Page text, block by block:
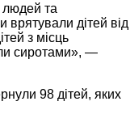
людей та
дітей від
з місць
сиротами», —
98 дітей, яких